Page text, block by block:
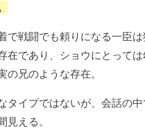
で戦闘でも頼りになる一臣
在であり、ショウにとって
の兄のような存在。
タイプではないが、会話の中
見える。